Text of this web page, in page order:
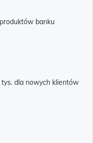
banku
dla nowych klientów